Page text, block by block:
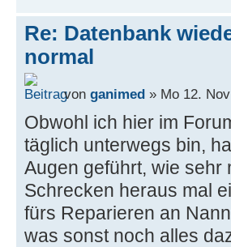
Re: Datenbank
normal
von ganimed » Mo 12.
Obwohl ich hier im
täglich unterwegs bin,
Augen geführt, wie sehr
Schrecken heraus mal
fürs Reparieren an
was sonst noch alles